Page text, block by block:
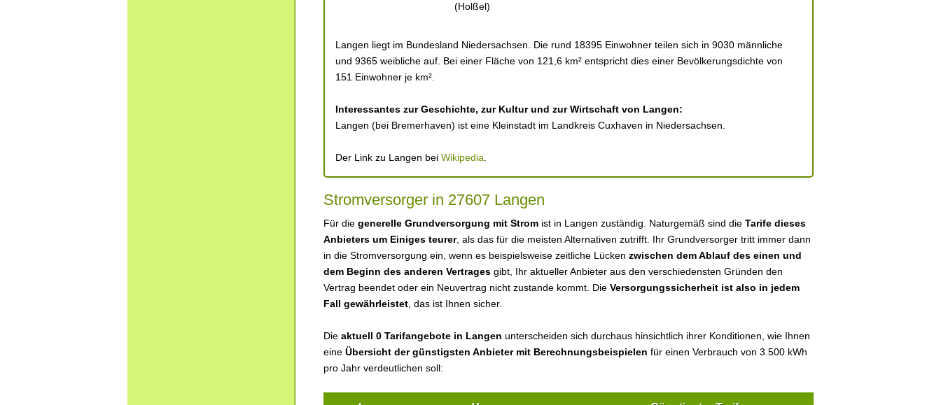
(Holßel)
Langen liegt im Bundesland Niedersachsen. Die rund 18395 Einwohner teilen sich in 9030 männliche
und 9365 weibliche auf. Bei einer Fläche von 121,6 km² entspricht dies einer Bevölkerungsdichte von
151 Einwohner je km².
Interessantes zur Geschichte, zur Kultur und zur Wirtschaft von Langen:
Langen (bei Bremerhaven) ist eine Kleinstadt im Landkreis Cuxhaven in Niedersachsen.
Der Link zu Langen bei Wikipedia
Stromversorger in 27607 Langen
Für die generelle Grundversorgung mit Strom ist in Langen zuständig. Naturgemäß sind die Tarife dieses
Anbieters um Einiges teurer, als das für die meisten Alternativen zutrifft. Ihr Grundversorger tritt immer dann
in die Stromversorgung ein, wenn es beispielsweise zeitliche Lücken zwischen dem Ablauf des einen und
dem Beginn des anderen Vertrages gibt, Ihr aktueller Anbieter aus den verschiedensten Gründen den
Vertrag beendet oder ein Neuvertrag nicht zustande kommt. Die Versorgungssicherheit ist also in jedem
Fall gewährleistet , das ist Ihnen sicher.
Die aktuell 0 Tarifangebote in Langen unterscheiden sich durchaus hinsichtlich ihrer Konditionen, wie Ihnen
eine Übersicht der günstigsten Anbieter mit Berechnungsbeispielen für einen Verbrauch von 3.500 kWh
pro Jahr verdeutlichen soll: